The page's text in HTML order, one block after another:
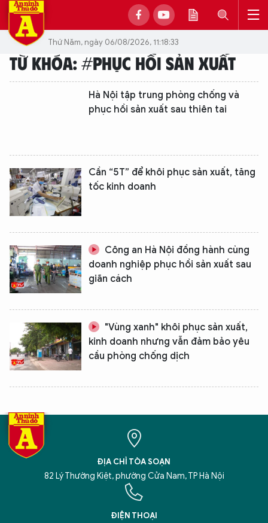
Thứ Năm, ngày 06/08/2026, 11:18:33
TỪ KHÓA: #PHỤC HỒI SẢN XUẤT
Hà Nội tập trung phòng chống và
phục hồi sản xuất sau thiên tai
Cần “5T” để khôi phục sản xuất, tăng
tốc kinh doanh
Công an Hà Nội đồng hành cùng
doanh nghiệp phục hồi sản xuất sau
giãn cách
"Vùng xanh" khôi phục sản xuất,
kinh doanh nhưng vẫn đảm bảo yêu
cầu phòng chống dịch
ĐỊA CHỈ TÒA SOẠN
82 Lý Thường Kiệt, phường Cửa Nam, TP Hà Nội
ĐIỆN THOẠI
XIN CHÀO,
TÔI LÀ CHATBOT CỦA
An Ninh Thủ Đô nhé. Tôi sẵn sàng hỗ trợ!